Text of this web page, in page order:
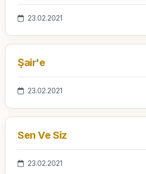
23.02.2021
Şair'e
23.02.2021
Sen Ve Siz
23.02.2021